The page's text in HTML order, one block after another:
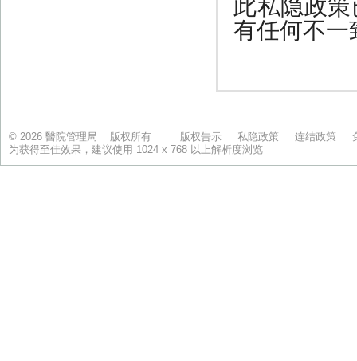
© 2026 醫院管理局 版权所有 版权告示 私隐政策 连结政策
为获得至佳效果，建议使用 1024 x 768 以上解析度浏览